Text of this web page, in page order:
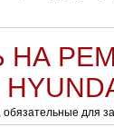
НА
обязательные для